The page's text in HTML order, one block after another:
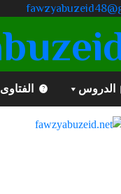
الدروس الفتاوى